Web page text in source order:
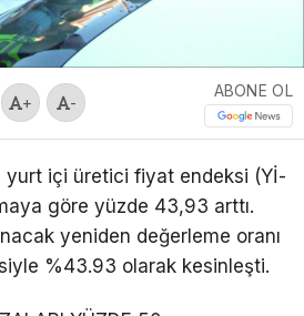
+ -
ABONE OL
yurt içi üretici fiyat endeksi (Yİ-
göre yüzde 43,93 arttı.
yeniden değerleme oranı
%43.93 olarak kesinleşti.